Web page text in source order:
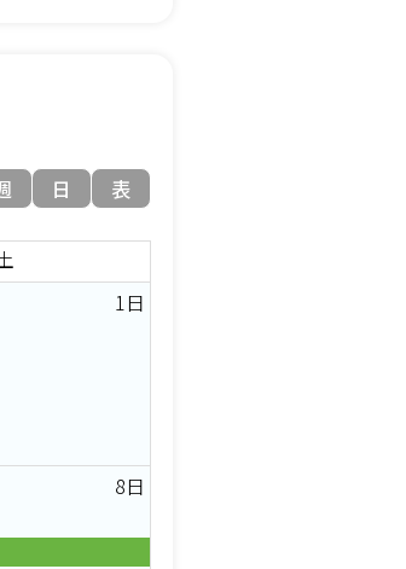
日 表
～もし【胃】だったら、ここで働きたい？～
創業基礎セミナー】
chapter 定例会
カイラーク交流会
プレゼンゼミ - えじゼミ
1日
chapter 定例会
8日